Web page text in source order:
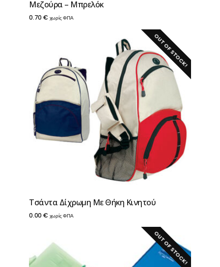
Μεζούρα – Μπρελόκ
0.70 € χωρίς ΦΠΑ
OUT OF STOCK!
Τσάντα Δίχρωμη Με Θήκη Κινητού
0.00 € χωρίς ΦΠΑ
OUT OF STOCK!